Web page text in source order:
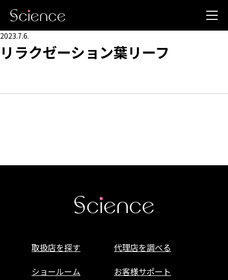
2023.7.6.
リラクゼーション葉リーフ
取扱店を探す
代理店を調べる
ショールーム
お客様サポート